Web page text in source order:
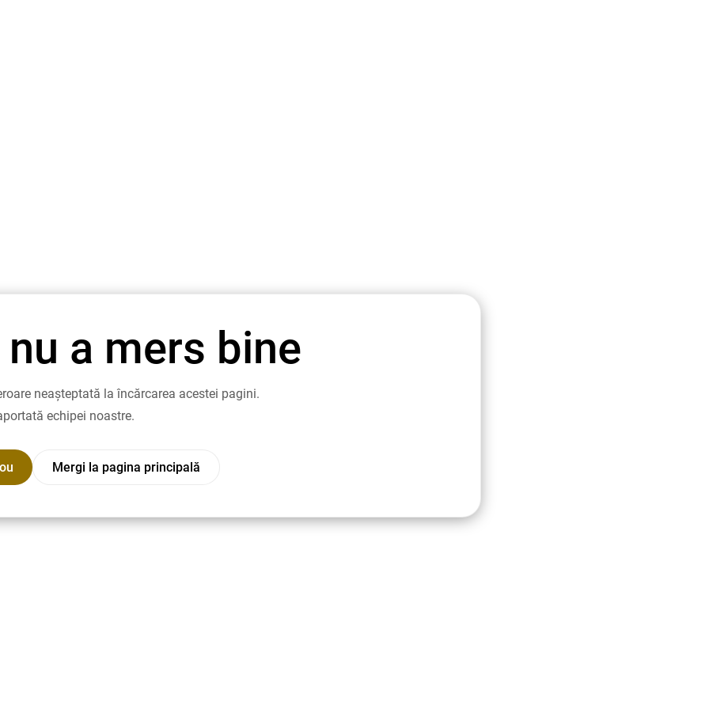
nu a mers bine
neașteptată la încărcarea acestei pagini.
echipei noastre.
Mergi la pagina principală